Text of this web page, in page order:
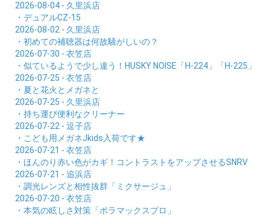
2026-08-04 - 久里浜店
・デュアルCZ-15
2026-08-02 - 久里浜店
・初めての補聴器は何故騒がしいの？
2026-07-30 - 衣笠店
・似ているようで少し違う！HUSKY NOISE「H-224」「H-225」
2026-07-25 - 衣笠店
・夏と花火とメガネと
2026-07-25 - 久里浜店
・持ち運び便利なクリーナー
2026-07-22 - 逗子店
・こども用メガネJkids入荷です★
2026-07-21 - 衣笠店
・ほんのり赤い色がカギ！コントラストをアップさせるSNRV
2026-07-21 - 追浜店
・調光レンズと相性抜群「ミクサージュ」
2026-07-20 - 衣笠店
・本気の眩しさ対策「ポラマックスプロ」